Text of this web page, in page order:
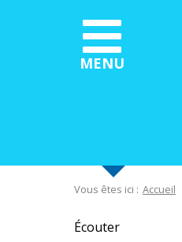
MENU
Vous êtes ici : Accueil
Écouter